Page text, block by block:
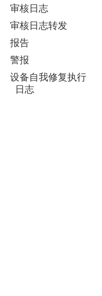
审核日志
审核日志转发
报告
警报
设备自我修复执行
日志